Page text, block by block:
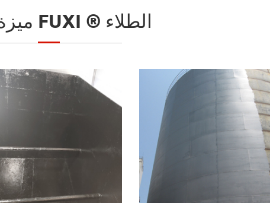
ميزة شعبية FUXI ® الطلاء